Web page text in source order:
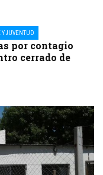
Y JUVENTUD
por contagio
cerrado de